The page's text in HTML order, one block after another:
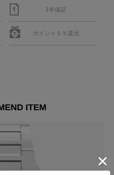
1年保証
ポイント５％還元
ITEM